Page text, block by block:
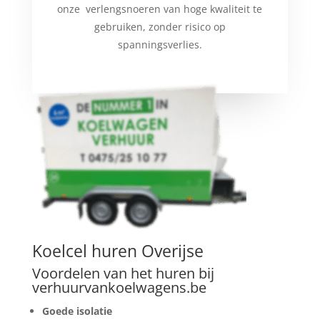
onze verlengsnoeren van hoge kwaliteit te
gebruiken, zonder risico op
spanningsverlies.
Koelcel huren Overijse
Voordelen van het huren bij
verhuurvankoelwagens.be
Goede isolatie